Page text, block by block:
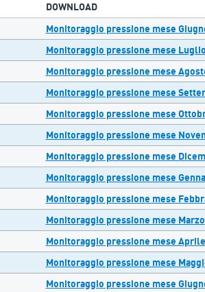
DOWNLOAD
Monitoraggio pressione mese
Monitoraggio pressione mese Luglio
Monitoraggio pressione mese
Monitoraggio pressione mese
Monitoraggio pressione mese
Monitoraggio pressione mese
Monitoraggio pressione mese
Monitoraggio pressione mese
Monitoraggio pressione mese
Monitoraggio pressione mese Marzo
Monitoraggio pressione mese Aprile
Monitoraggio pressione mese
Monitoraggio pressione mese